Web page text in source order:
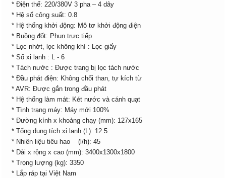
* Điện thế: 220/380V 3 pha – 4 dây
* Hệ số công suất: 0.8
* Hệ thống khởi động: Mô tơ khởi động điện
* Buồng đốt: Phun trực tiếp
* Lọc nhớt, lọc không khí : Lọc giấy
* Số xi lanh : L - 6
* Tách nước : Được trang bị lọc tách nước
* Đầu phát điện: Không chổi than, tự kích từ
* AVR: Được gắn trong đầu phát
* Hệ thống làm mát: Két nước và cánh quạt
* Tình trạng máy: Máy mới 100%
* Đường kính x khoảng chạy (mm): 127x165
* Tổng dung tích xi lanh (L): 12.5
* Nhiên liệu tiêu hao (l/h): 45
* Dài x rộng x cao (mm): 3400x1300x1800
* Trọng lượng (kg): 3350
* Lắp ráp tại Việt Nam